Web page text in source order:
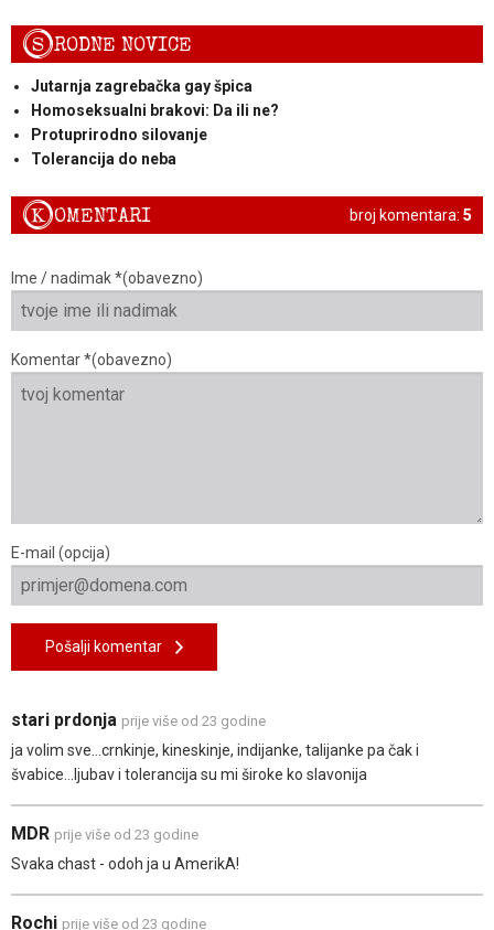
SRODNE NOVICE
Jutarnja zagrebačka gay špica
Homoseksualni brakovi: Da ili ne?
Protuprirodno silovanje
Tolerancija do neba
broj komentara: 5
KOMENTARI
Ime / nadimak *(obavezno)
Komentar *(obavezno)
E-mail (opcija)
Pošalji komentar
stari prdonja prije više od 23 godine
ja volim sve...crnkinje, kineskinje, indijanke, talijanke pa čak i
švabice...ljubav i tolerancija su mi široke ko slavonija
MDR prije više od 23 godine
Svaka chast - odoh ja u AmerikA!
Rochi prije više od 23 godine